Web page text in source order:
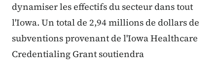
dynamiser les effectifs du secteur dans tout
l'Iowa. Un total de 2,94 millions de dollars de
subventions provenant de l'Iowa Healthcare
Credentialing Grant soutiendra